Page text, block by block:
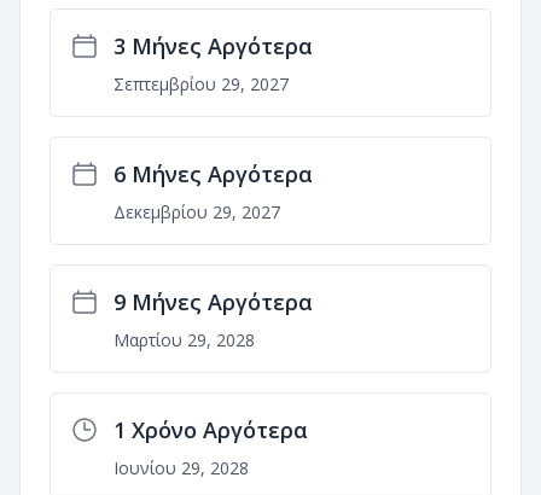
3 Μήνες Αργότερα
Σεπτεμβρίου 29, 2027
6 Μήνες Αργότερα
Δεκεμβρίου 29, 2027
9 Μήνες Αργότερα
Μαρτίου 29, 2028
1 Χρόνο Αργότερα
Ιουνίου 29, 2028